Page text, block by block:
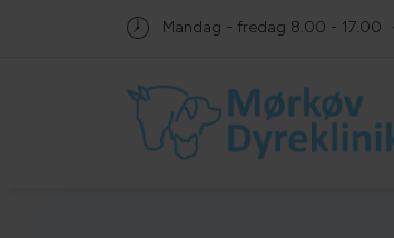
Mandag - fredag 8.00 - 17.00